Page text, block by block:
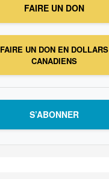
FAIRE UN DON
FAIRE UN DON EN DOLLARS
CANADIENS
S’ABONNER